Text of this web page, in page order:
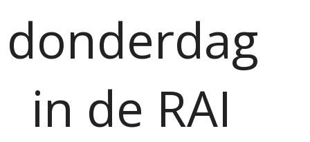
donderdag
in de RAI